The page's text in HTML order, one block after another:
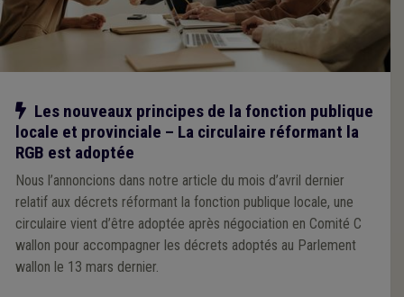
Notre action
Les nouveaux principes de la fonction publique
locale et provinciale – La circulaire réformant la
RGB est adoptée
Nous l’annoncions dans notre article du mois d’avril dernier
relatif aux décrets réformant la fonction publique locale, une
circulaire vient d’être adoptée après négociation en Comité C
wallon pour accompagner les décrets adoptés au Parlement
wallon le 13 mars dernier.